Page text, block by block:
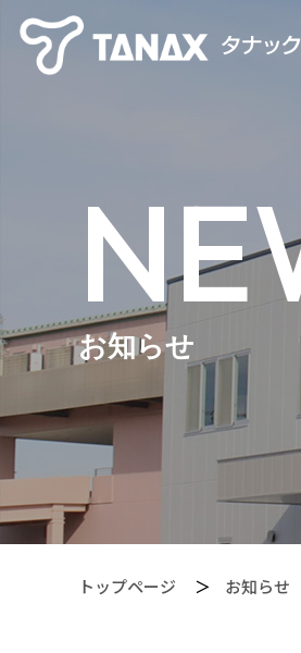
【TANAX×CHIGEE】 スマー
お知らせ
トップページ お知らせ